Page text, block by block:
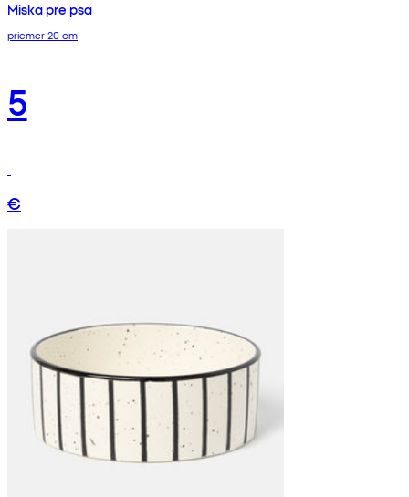
Miska pre psa
priemer 20 cm
5
€